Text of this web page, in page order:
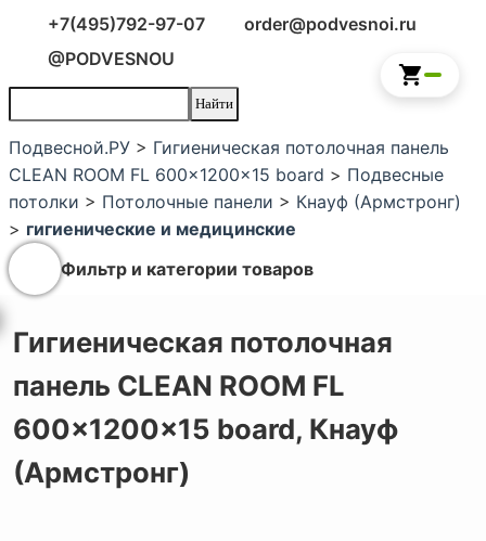
+7(495)792-97-07
order@podvesnoi.ru
@PODVESNOU
Подвесной.РУ > Гигиеническая потолочная панель
CLEAN ROOM FL 600x1200x15 board > Подвесные
потолки > Потолочные панели > Кнауф (Армстронг)
> гигиенические и медицинские
Фильтр и категории товаров
Гигиеническая потолочная
панель CLEAN ROOM FL
600x1200x15 board, Кнауф
(Армстронг)